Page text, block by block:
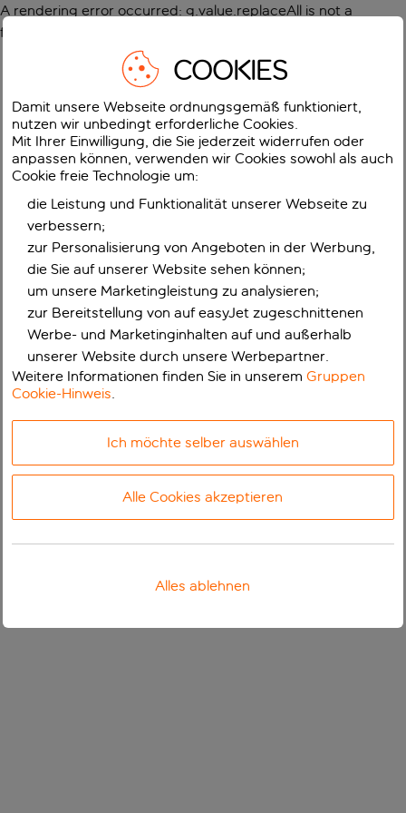
A rendering error occurred: g.value.replaceAll is not a
function
COOKIES
Damit unsere Webseite ordnungsgemäß funktioniert,
nutzen wir unbedingt erforderliche Cookies.
Mit Ihrer Einwilligung, die Sie jederzeit widerrufen oder
anpassen können, verwenden wir Cookies sowohl als auch
Cookie freie Technologie um:
die Leistung und Funktionalität unserer Webseite zu
verbessern;
zur Personalisierung von Angeboten in der Werbung,
die Sie auf unserer Website sehen können;
um unsere Marketingleistung zu analysieren;
zur Bereitstellung von auf easyJet zugeschnittenen
Werbe- und Marketinginhalten auf und außerhalb
unserer Website durch unsere Werbepartner.
Weitere Informationen finden Sie in unseremGruppen
Cookie-Hinweis.
Ich möchte selber auswählen
Alle Cookies akzeptieren
Alles ablehnen